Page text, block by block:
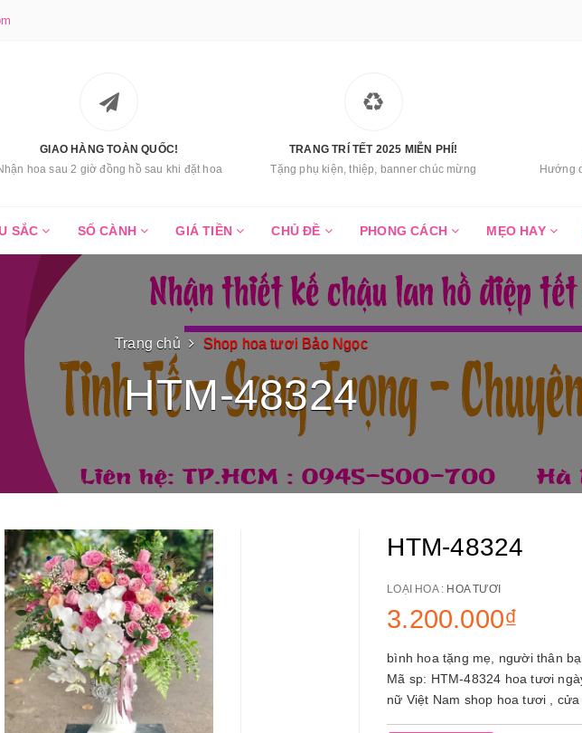
GIAO HÀNG TOÀN QUỐC!
hoa sau 2 giờ đồng hồ sau khi đặt hoa
TRANG TRÍ TẾT 2025 MIỄN PHÍ!
Tặng phụ kiện, thiệp, banner chúc mừng
Hướng
SẮC SỐ CÀNH GIÁ TIỀN CHỦ ĐỀ PHONG CÁCH MẸO HAY
Trang chủ Shop hoa tươi Bảo Ngọc
HTM-48324
HTM-48324
LOẠI HOA : HOA TƯƠI
3.200.000₫
bình hoa tặng mẹ, người thân
Mã sp: HTM-48324 hoa tươi ngày lễ 20-10 tặng ngày phụ
nữ Việt Nam shop hoa tươi , cửa hàng hoa tươi dịch vụ điện